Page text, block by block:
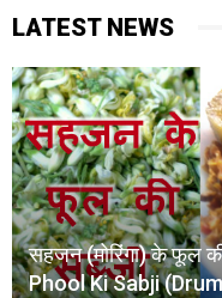
LATEST NEWS
सहजन (मोरिंगा) के फूल
Phool Ki Sabji